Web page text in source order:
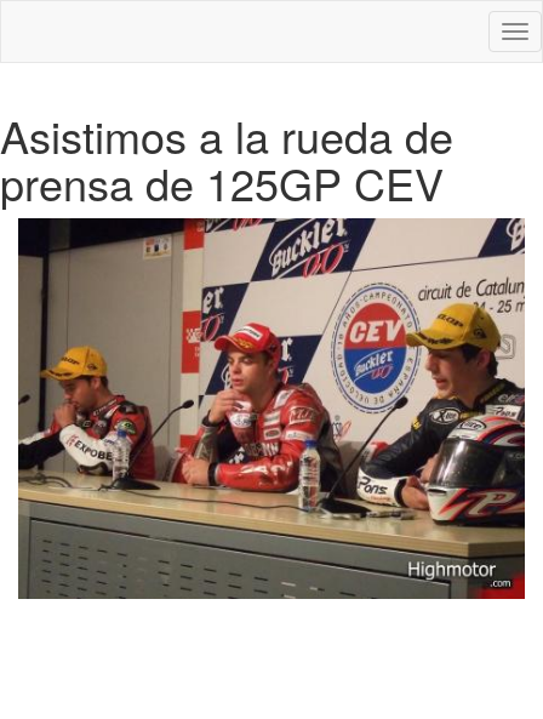
Asistimos a la rueda de
prensa de 125GP CEV